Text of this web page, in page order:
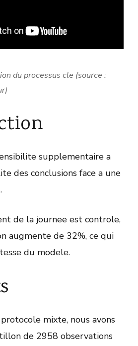
du processus cle (source :
supplementaire a
des conclusions face a une
de la journee est controle,
augmente de 32%, ce qui
du modele.
mixte, nous avons
de 2958 observations